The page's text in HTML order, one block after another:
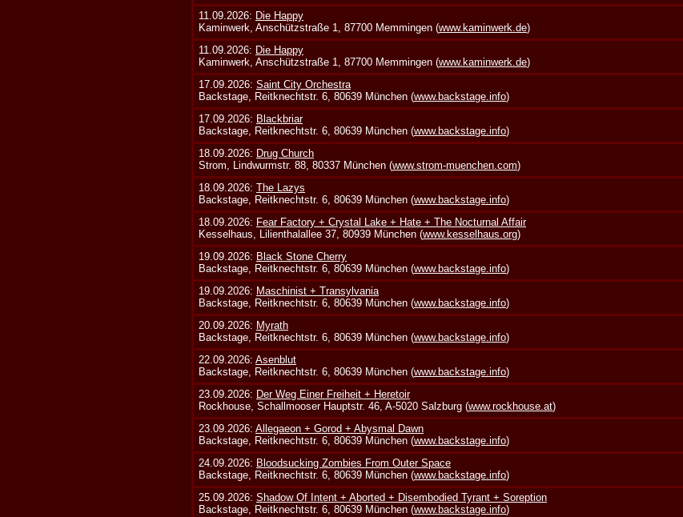
11.09.2026: Die Happy
Kaminwerk, Anschützstraße 1, 87700 Memmingen (www.kaminwerk.de)
11.09.2026: Die Happy
Kaminwerk, Anschützstraße 1, 87700 Memmingen (www.kaminwerk.de)
17.09.2026:Saint City Orchestra
Backstage, Reitknechtstr. 6, 80639 München (www.backstage.info)
17.09.2026: Blackbriar
Backstage, Reitknechtstr. 6, 80639 München (www.backstage.info)
18.09.2026: Drug Church
Strom, Lindwurmstr. 88, 80337 München (www.strom-muenchen.com)
18.09.2026:The Lazys
Backstage, Reitknechtstr. 6, 80639 München (www.backstage.info)
18.09.2026: Fear Factory + Crystal Lake + Hate + The Nocturnal Affair
Kesselhaus, Lilienthalallee 37, 80939 München (www.kesselhaus.org)
19.09.2026: Black Stone Cherry
Backstage, Reitknechtstr. 6, 80639 München (www.backstage.info)
19.09.2026: Maschinist + Transylvania
Backstage, Reitknechtstr. 6, 80639 München (www.backstage.info)
20.09.2026: Myrath
Backstage, Reitknechtstr. 6, 80639 München (www.backstage.info)
22.09.2026:Asenblut
Backstage, Reitknechtstr. 6, 80639 München (www.backstage.info)
23.09.2026: Der Weg Einer Freiheit + Heretoir
Rockhouse, Schallmooser Hauptstr. 46, A-5020 Salzburg (www.rockhouse.at)
23.09.2026:Allegaeon + Gorod + Abysmal Dawn
Backstage, Reitknechtstr. 6, 80639 München (www.backstage.info)
24.09.2026: Bloodsucking Zombies From Outer Space
Backstage, Reitknechtstr. 6, 80639 München (www.backstage.info)
25.09.2026:Shadow Of Intent + Aborted + Disembodied Tyrant + Soreption
Backstage, Reitknechtstr. 6, 80639 München (www.backstage.info)